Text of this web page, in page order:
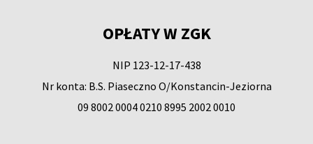
OPŁATY W ZGK
NIP 123-12-17-438
Nr konta: B.S. Piaseczno O/Konstancin-Jeziorna
09 8002 0004 0210 8995 2002 0010